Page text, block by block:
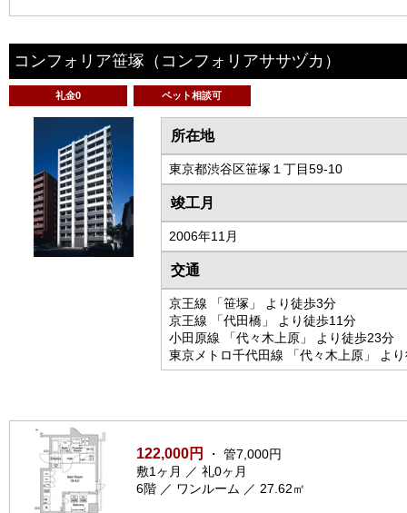
コンフォリア笹塚 （コンフォリアササヅカ）
礼金0 ペット相談可
所在地
東京都渋谷区笹塚１丁目59-10
竣工月
2006年11月
交通
京王線 「笹塚」 より徒歩3分
京王線 「代田橋」 より徒歩11分
小田原線 「代々木上原」 より徒歩23分
東京メトロ千代田線 「代々木上原」 よ
122,000円
・ 管7,000円
敷1ヶ月 ／ 礼0ヶ月
6階 ／ ワンルーム ／ 27.62㎡